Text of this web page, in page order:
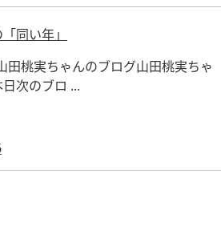
同い年」
田桃実ちゃんのブログ山田桃実ちゃ
次のブロ ...